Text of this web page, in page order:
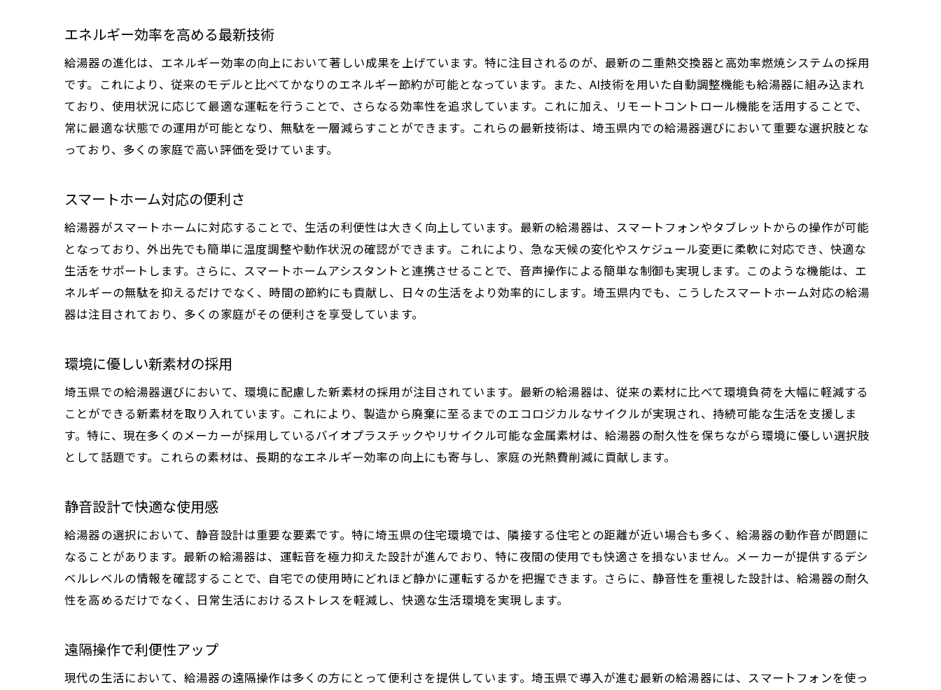
設置条件に合った機種を選ぶ
適切な施工業者の選定
長期的な保証とサービスの確認
購入前に利用者の声を参考にする
エネルギー効率を高める最新技術
給湯器の進化は、エネルギー効率の向上において著しい成果を上げています。特に注目されるのが、最新の二重熱交換器と高効率燃焼システムの採用
です。これにより、従来のモデルと比べてかなりのエネルギー節約が可能となっています。また、AI技術を用いた自動調整機能も給湯器に組み込まれ
ており、使用状況に応じて最適な運転を行うことで、さらなる効率性を追求しています。これに加え、リモートコントロール機能を活用することで、
常に最適な状態での運用が可能となり、無駄を一層減らすことができます。これらの最新技術は、埼玉県内での給湯器選びにおいて重要な選択肢とな
っており、多くの家庭で高い評価を受けています。
スマートホーム対応の便利さ
給湯器がスマートホームに対応することで、生活の利便性は大きく向上しています。最新の給湯器は、スマートフォンやタブレットからの操作が可能
となっており、外出先でも簡単に温度調整や動作状況の確認ができます。これにより、急な天候の変化やスケジュール変更に柔軟に対応でき、快適な
生活をサポートします。さらに、スマートホームアシスタントと連携させることで、音声操作による簡単な制御も実現します。このような機能は、エ
ネルギーの無駄を抑えるだけでなく、時間の節約にも貢献し、日々の生活をより効率的にします。埼玉県内でも、こうしたスマートホーム対応の給湯
器は注目されており、多くの家庭がその便利さを享受しています。
環境に優しい新素材の採用
埼玉県での給湯器選びにおいて、環境に配慮した新素材の採用が注目されています。最新の給湯器は、従来の素材に比べて環境負荷を大幅に軽減する
ことができる新素材を取り入れています。これにより、製造から廃棄に至るまでのエコロジカルなサイクルが実現され、持続可能な生活を支援しま
す。特に、現在多くのメーカーが採用しているバイオプラスチックやリサイクル可能な金属素材は、給湯器の耐久性を保ちながら環境に優しい選択肢
として話題です。これらの素材は、長期的なエネルギー効率の向上にも寄与し、家庭の光熱費削減に貢献します。
静音設計で快適な使用感
給湯器の選択において、静音設計は重要な要素です。特に埼玉県の住宅環境では、隣接する住宅との距離が近い場合も多く、給湯器の動作音が問題に
なることがあります。最新の給湯器は、運転音を極力抑えた設計が進んでおり、特に夜間の使用でも快適さを損ないません。メーカーが提供するデシ
ベルレベルの情報を確認することで、自宅での使用時にどれほど静かに運転するかを把握できます。さらに、静音性を重視した設計は、給湯器の耐久
性を高めるだけでなく、日常生活におけるストレスを軽減し、快適な生活環境を実現します。
遠隔操作で利便性アップ
現代の生活において、給湯器の遠隔操作は多くの方にとって便利さを提供しています。埼玉県で導入が進む最新の給湯器には、スマートフォンを使っ